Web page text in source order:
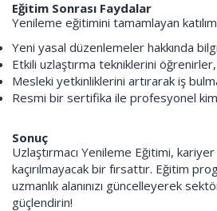
Eğitim Sonrası Faydalar
Yenileme eğitimini tamamlayan
Yeni yasal düzenlemeler hakkında
Etkili uzlaştırma tekniklerini öğrenirler,
Mesleki yetkinliklerini artırarak iş
Resmi bir sertifika ile profesyonel
Sonuç
Uzlaştırmacı Yenileme Eğitimi,
kaçırılmayacak bir fırsattır. Eğitim
uzmanlık alanınızı güncelleyerek
güçlendirin!